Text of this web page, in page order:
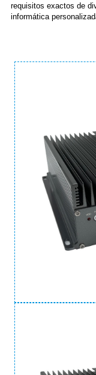
requisitos exactos de
informática